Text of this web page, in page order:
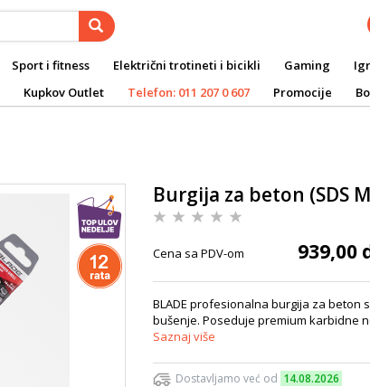
Sport i fitness Električni trotineti i bicikli Gaming
Kupkov Outlet Telefon: 011 207 0 607 Promocije
Burgija za beton (SDS
Cena sa PDV-om 939,00
BLADE profesionalna burgija za beton
bušenje. Poseduje premium karbidne
Saznaj više
Dostavljamo već od 14.08.2026